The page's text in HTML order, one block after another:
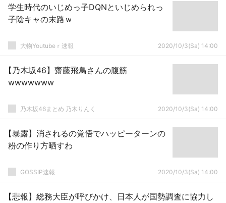
学生時代のいじめっ子DQNといじめられっ
子陰キャの末路ｗ
大物Youtubeｒ速報 2020/10/3(Sa) 14:00
【乃木坂46】齋藤飛鳥さんの腹筋
wwwwwww
乃木坂46まとめ 乃木りんく 2020/10/3(Sa) 14:00
【暴露】消されるの覚悟でハッピーターンの
粉の作り方晒すわ
GOSSIP速報 2020/10/3(Sa) 14:00
【悲報】総務大臣が呼びかけ、日本人が国勢調査に協力し